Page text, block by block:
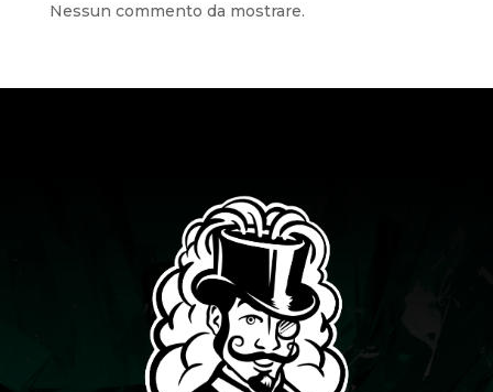
Nessun commento da mostrare.